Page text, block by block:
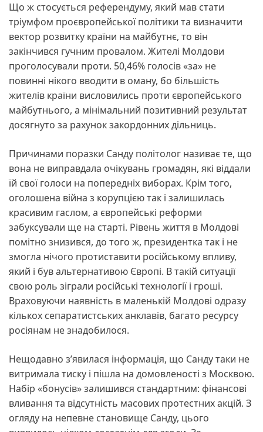
Що ж стосується референдуму, який мав стати
тріумфом проєвропейської політики та визначити
вектор розвитку країни на майбутнє, то він
закінчився гучним провалом. Жителі Молдови
проголосували проти. 50,46% голосів «за» не
повинні нікого вводити в оману, бо більшість
жителів країни висловились проти європейського
майбутнього, а мінімальний позитивний результат
досягнуто за рахунок закордонних дільниць.
Причинами поразки Санду політолог називає те, що
вона не виправдала очікувань громадян, які віддали
їй свої голоси на попередніх виборах. Крім того,
оголошена війна з корупцією так і залишилась
красивим гаслом, а європейські реформи
забуксували ще на старті. Рівень життя в Молдові
помітно знизився, до того ж, президентка так і не
змогла нічого протиставити російському впливу,
який і був альтернативою Європі. В такій ситуації
свою роль зіграли російські технології і гроші.
Враховуючи наявність в маленькій Молдові одразу
кількох сепаратистських анклавів, багато ресурсу
росіянам не знадобилося.
Нещодавно з’явилася інформація, що Санду таки не
витримала тиску і пішла на домовленості з Москвою.
Набір «бонусів» залишився стандартним: фінансові
вливання та відсутність масових протестних акцій. З
огляду на непевне становище Санду, цього